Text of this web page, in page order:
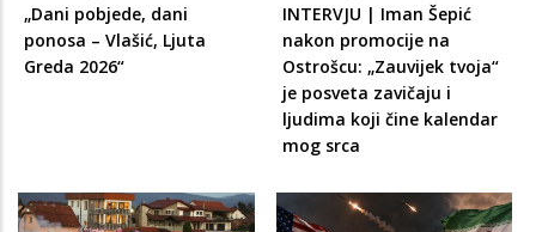
„Dani pobjede, dani
ponosa – Vlašić, Ljuta
Greda 2026“
INTERVJU | Iman Šepić
nakon promocije na
Ostrošcu: „Zauvijek tvoja“
je posveta zavičaju i
ljudima koji čine kalendar
mog srca